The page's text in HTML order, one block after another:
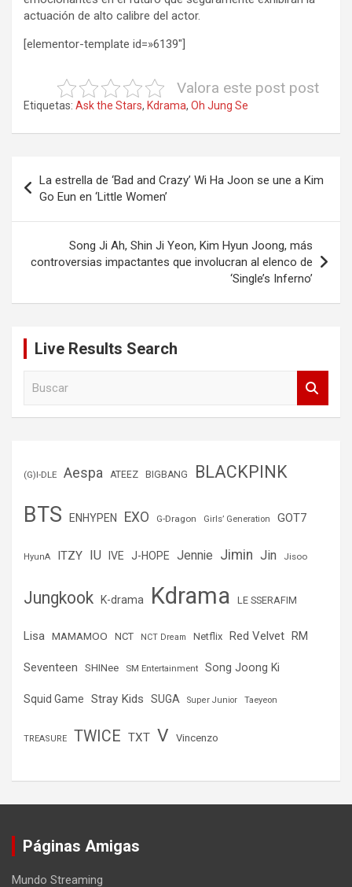
actuación de alto calibre del actor.
[elementor-template id=»6139″]
Valora este post post
Etiquetas: Ask the Stars, Kdrama, Oh Jung Se
de
entradas
La estrella de ‘Bad and Crazy’ Wi Ha Joon se une a Kim
Go Eun en ‘Little Women’
Song Ji Ah, Shin Ji Yeon, Kim Hyun Joong, más
controversias impactantes que involucran al elenco de
‘Single’s Inferno’
Live Results Search
(G)I-DLE Aespa ATEEZ BIGBANG BLACKPINK
BTS ENHYPEN EXO G-Dragon Girls’ Generation GOT7
HyunA ITZY IU IVE J-HOPE Jennie Jimin Jin Jisoo
Jungkook K-drama Kdrama LE SSERAFIM
Lisa MAMAMOO NCT NCT Dream Netflix Red Velvet RM
Seventeen SHINee SM Entertainment Song Joong Ki
Squid Game Stray Kids SUGA Super Junior Taeyeon
TREASURE TWICE TXT V Vincenzo
Páginas Amigas
Mundo Streaming